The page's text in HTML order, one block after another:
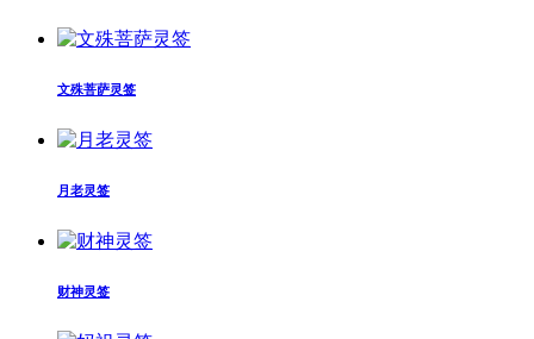
文殊菩萨灵签
月老灵签
财神灵签